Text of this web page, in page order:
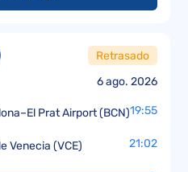
6 ago. 2026
Retrasado
Prat Airport (BCN)19:55
Venecia (VCE) 21:02